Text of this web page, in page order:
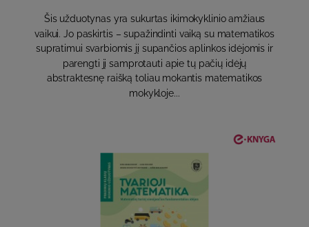
Šis užduotynas yra sukurtas ikimokyklinio amžiaus
vaikui. Jo paskirtis – supažindinti vaiką su matematikos
supratimui svarbiomis jį supančios aplinkos idėjomis ir
parengti jį samprotauti apie tų pačių idėjų
abstraktesnę raišką toliau mokantis matematikos
mokykloje...